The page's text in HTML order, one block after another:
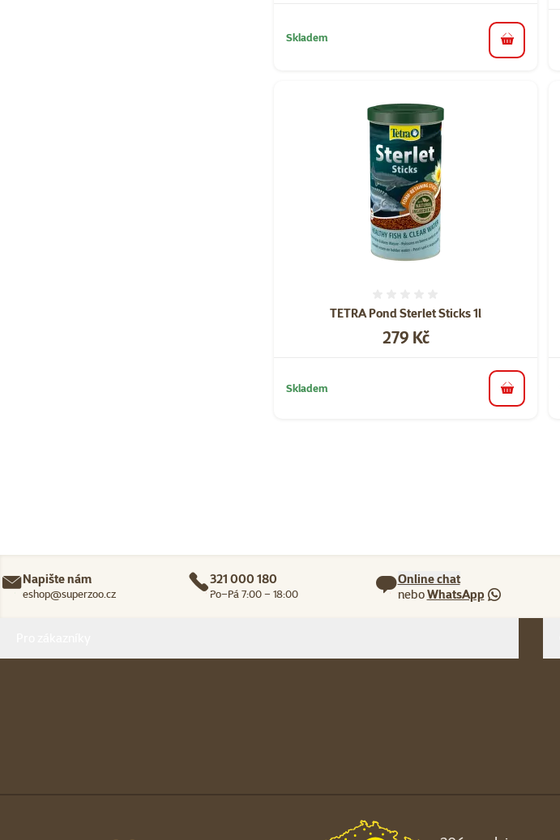
Skladem
do košíku
TETRA Pond Sterlet Sticks 1l
Cena
279 Kč
Skladem do košíku
Napište nám
eshop@superzoo.cz
321 000 180
Po–Pá 7:00 – 18:00
Online chat
neboWhatsApp